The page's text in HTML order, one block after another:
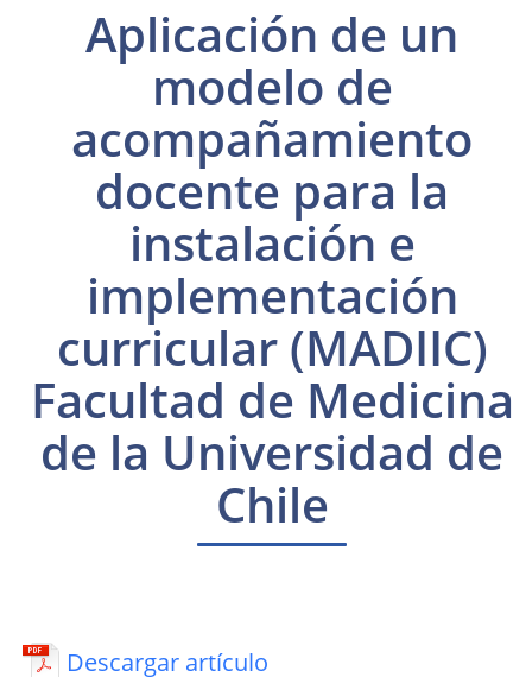
Aplicación de un
modelo de
acompañamiento
docente para la
instalación e
implementación
curricular (MADIIC)
Facultad de Medicina
de la Universidad de
Chile
Descargar artículo